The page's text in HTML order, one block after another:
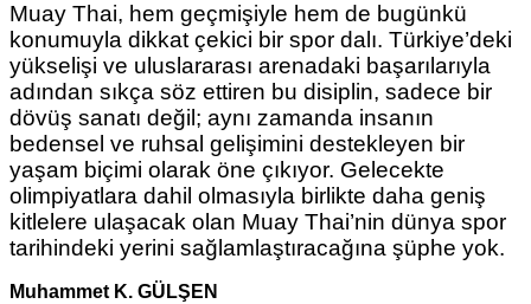
Muay Thai, hem geçmişiyle hem de bugünkü
konumuyla dikkat çekici bir spor dalı. Türkiye’deki
yükselişi ve uluslararası arenadaki başarılarıyla
adından sıkça söz ettiren bu disiplin, sadece bir
dövüş sanatı değil; aynı zamanda insanın
bedensel ve ruhsal gelişimini destekleyen bir
yaşam biçimi olarak öne çıkıyor. Gelecekte
olimpiyatlara dahil olmasıyla birlikte daha geniş
kitlelere ulaşacak olan Muay Thai’nin dünya spor
tarihindeki yerini sağlamlaştıracağına şüphe yok.
Muhammet K. GÜLŞEN